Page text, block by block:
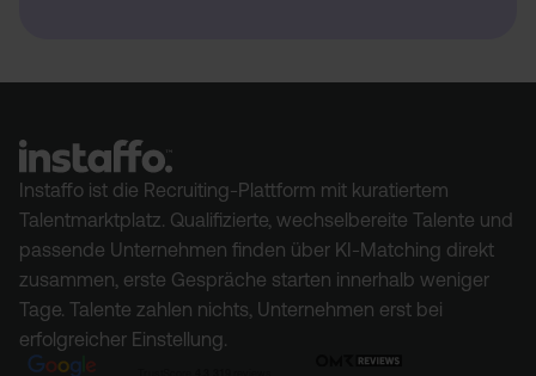
Instaffo ist die Recruiting-Plattform mit kuratiertem
Talentmarktplatz. Qualifizierte, wechselbereite Talente und
passende Unternehmen finden über KI-Matching direkt
zusammen, erste Gespräche starten innerhalb weniger
Tage. Talente zahlen nichts, Unternehmen erst bei
erfolgreicher Einstellung.